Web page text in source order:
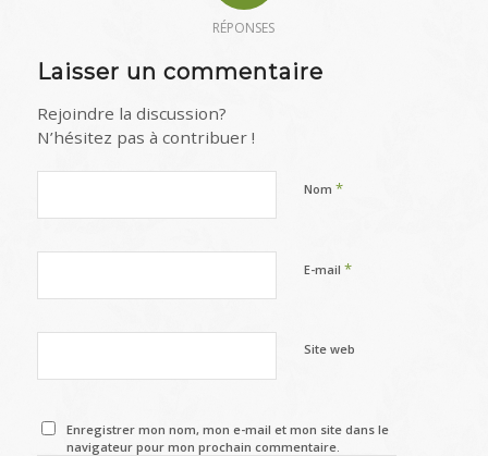
RÉPONSES
Laisser un commentaire
Rejoindre la discussion?
N’hésitez pas à contribuer !
Nom *
E-mail *
Site web
Enregistrer mon nom, mon e-mail et mon site dans le
navigateur pour mon prochain commentaire.